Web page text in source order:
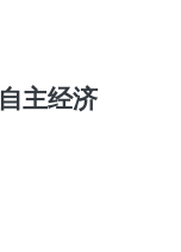
主经济